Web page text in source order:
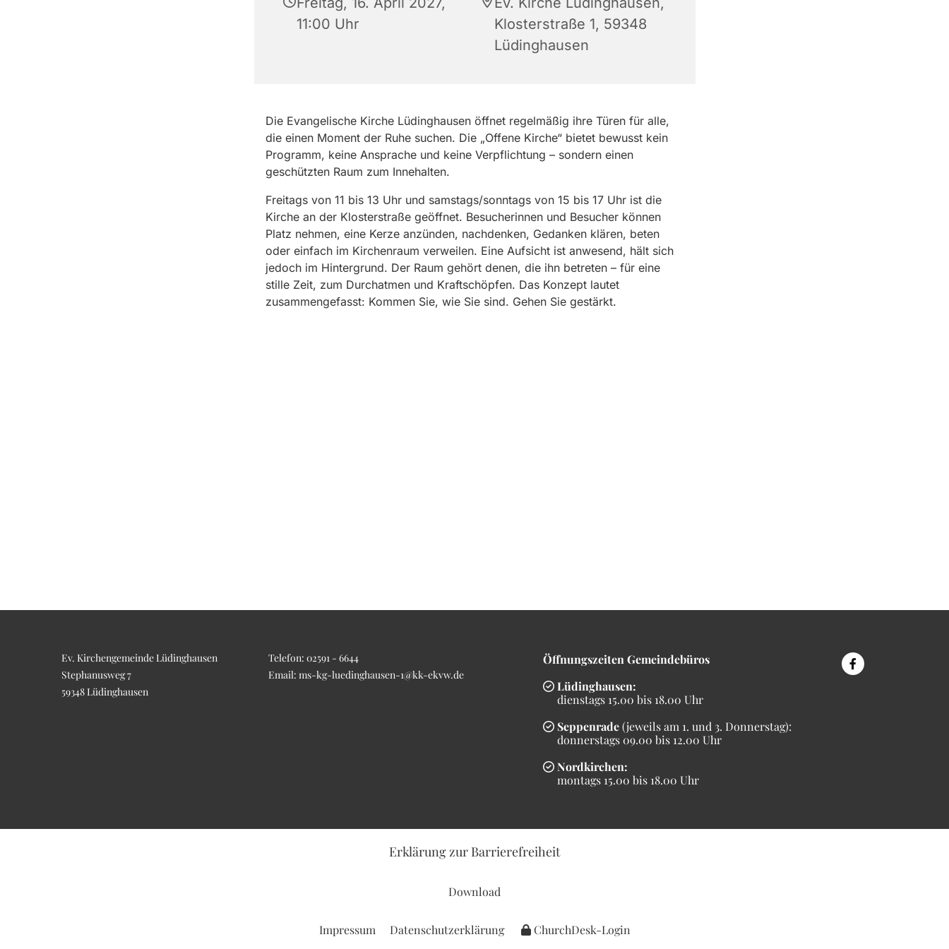
11:00 Uhr
Klosterstraße 1, 59348
Lüdinghausen
Die Evangelische Kirche Lüdinghausen öffnet regelmäßig ihre Türen für alle,
die einen Moment der Ruhe suchen. Die „Offene Kirche“ bietet bewusst kein
Programm, keine Ansprache und keine Verpflichtung – sondern einen
geschützten Raum zum Innehalten.
Freitags von 11 bis 13 Uhr und samstags/sonntags von 15 bis 17 Uhr ist die
Kirche an der Klosterstraße geöffnet. Besucherinnen und Besucher können
Platz nehmen, eine Kerze anzünden, nachdenken, Gedanken klären, beten
oder einfach im Kirchenraum verweilen. Eine Aufsicht ist anwesend, hält sich
jedoch im Hintergrund. Der Raum gehört denen, die ihn betreten – für eine
stille Zeit, zum Durchatmen und Kraftschöpfen. Das Konzept lautet
zusammengefasst: Kommen Sie, wie Sie sind. Gehen Sie gestärkt.
Ev. Kirchengemeinde Lüdinghausen
Stephanusweg 7
59348 Lüdinghausen
Telefon: 02591 - 6644
Email: ms-kg-luedinghausen-1@kk-ekvw.de
Öffnungszeiten Gemeindebüros
 Lüdinghausen:
dienstags 15.00 bis 18.00 Uhr
 Seppenrade(jeweils am 1. und 3. Donnerstag):
donnerstags 09.00 bis 12.00 Uhr
 Nordkirchen:
montags 15.00 bis 18.00 Uhr
Erklärung zur Barrierefreiheit
Download
Impressum Datenschutzerklärung ChurchDesk-Login